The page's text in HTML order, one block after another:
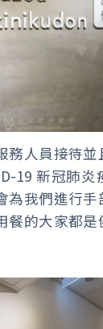
務人員接待並
19 新冠肺
為我們進行手
餐的大家都是